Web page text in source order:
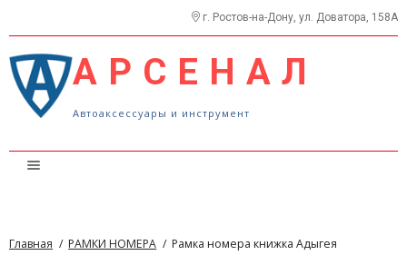
г. Ростов-на-Дону, ул. Доватора, 158А
АРСЕНАЛ
Автоаксессуары и инструмент
О нас
Главная / РАМКИ НОМЕРА / Рамка номера книжка Адыгея